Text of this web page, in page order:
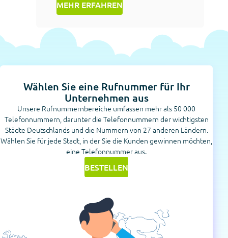
MEHR ERFAHREN
Wählen Sie eine Rufnummer für Ihr
Unternehmen aus
Unsere Rufnummernbereiche umfassen mehr als 50 000
Telefonnummern, darunter die Telefonnummern der wichtigsten
Städte Deutschlands und die Nummern von 27 anderen Ländern.
Wählen Sie für jede Stadt, in der Sie die Kunden gewinnen möchten,
eine Telefonnummer aus.
BESTELLEN